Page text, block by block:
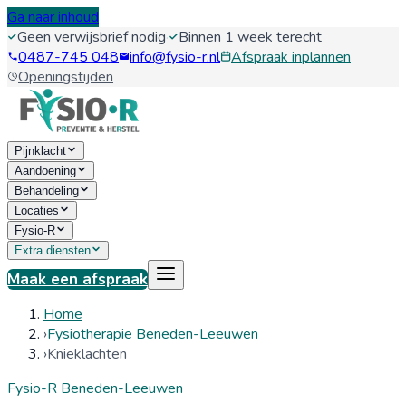
Ga naar inhoud
Geen verwijsbrief nodig· Binnen 1 week terecht
0487-745 048 info@fysio-r.nl Afspraak inplannen
Openingstijden
Pijnklacht
Aandoening
Behandeling
Locaties
Fysio-R
Extra diensten
Maak een afspraak
Home
›Fysiotherapie Beneden-Leeuwen
›Knieklachten
Fysio-R Beneden-Leeuwen